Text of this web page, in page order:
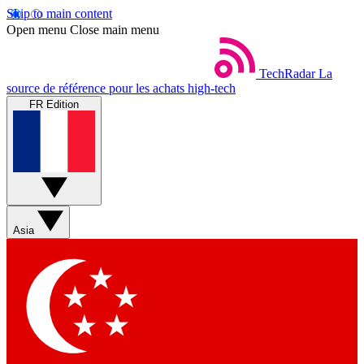
Skip to main content
Open menu Close main menu
TechRadar La
source de référence pour les achats high-tech
FR Edition
Asia